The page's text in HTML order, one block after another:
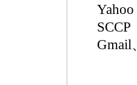
Gmail